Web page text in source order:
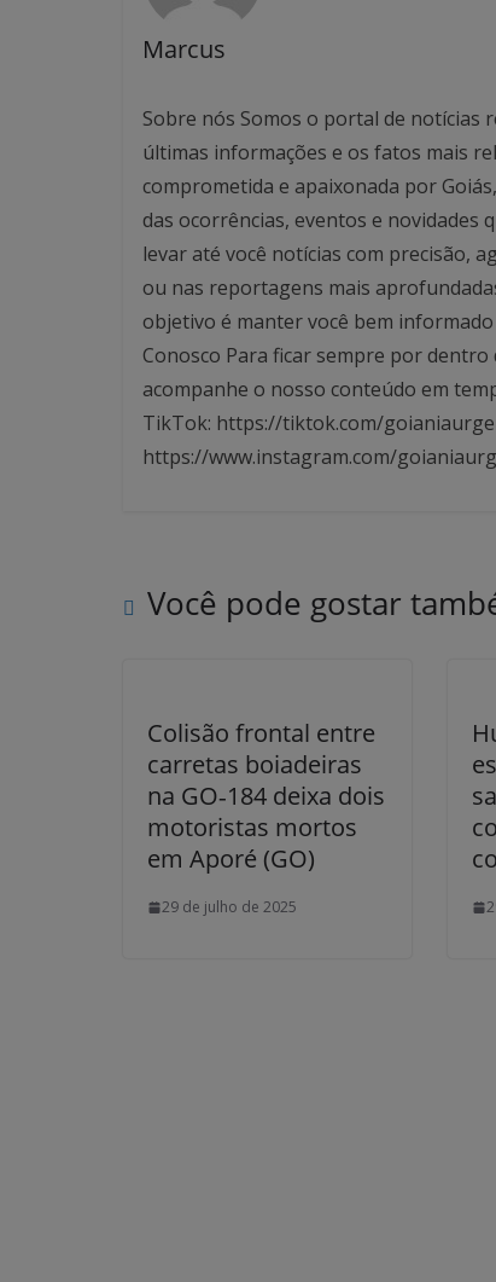
Marcus
Sobre nós Somos o portal de notícias
últimas informações e os fatos mais
comprometida e apaixonada por
das ocorrências, eventos e novidades
levar até você notícias com precisão,
ou nas reportagens mais
objetivo é manter você bem
Conosco Para ficar sempre por dentro
acompanhe o nosso conteúdo em
TikTok: https://tiktok.com/
https://www.instagram.com/
Você pode gostar
Colisão frontal entre
carretas boiadeiras
na GO‑184 deixa dois
motoristas mortos
em Aporé (GO)
29 de julho de 2025